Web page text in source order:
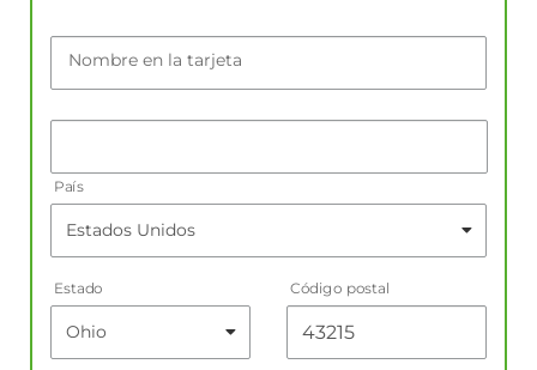
Nombre en la tarjeta
País
Estado Código postal